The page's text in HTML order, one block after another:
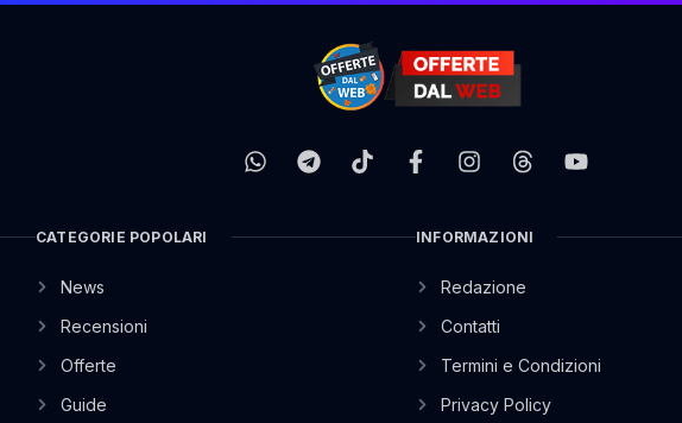
CATEGORIE POPOLARI
News
Recensioni
Offerte
Guide
INFORMAZIONI
Redazione
Contatti
Termini e Condizioni
Privacy Policy